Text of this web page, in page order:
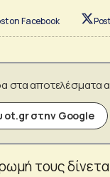
on Facebook
στα αποτελέσματα
ot.gr στην Google
τους